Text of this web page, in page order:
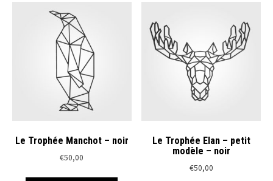
Le Trophée Manchot – noir
€50,00
Le Trophée Elan – petit
modèle – noir
€50,00